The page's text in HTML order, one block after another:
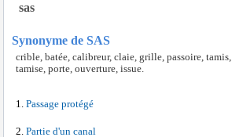
sas
Synonyme de SAS
crible, batée, calibreur, claie, grille, passoire,
tamise, porte, ouverture, issue.
Passage protégé
Partie d'un canal